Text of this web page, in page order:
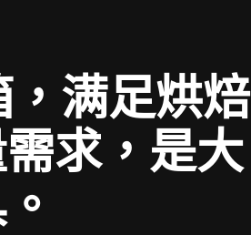
满足烘焙
求，是大